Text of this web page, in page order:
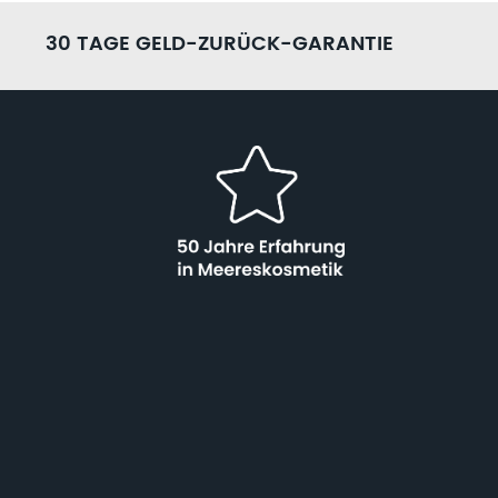
30 TAGE GELD-ZURÜCK-GARANTIE